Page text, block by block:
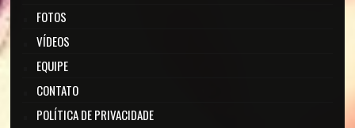
FOTOS
VÍDEOS
EQUIPE
CONTATO
POLÍTICA DE PRIVACIDADE